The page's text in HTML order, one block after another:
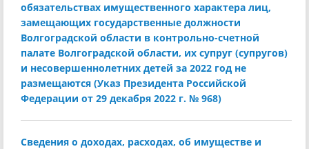
обязательствах имущественного характера лиц,
замещающих государственные должности
Волгоградской области в контрольно-счетной
палате Волгоградской области, их супруг (супругов)
и несовершеннолетних детей за 2022 год не
размещаются (Указ Президента Российской
Федерации от 29 декабря 2022 г. № 968)
Сведения о доходах, расходах, об имуществе и